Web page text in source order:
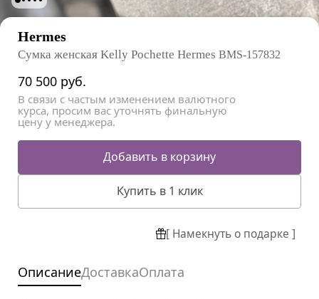
Hermes
Сумка женская Kelly Pochette Hermes BMS-157832
70 500 руб.
В связи с частым изменением валютного
курса, просим вас уточнять финальную
цену у менеджера.
Добавить в корзину
Купить в 1 клик
[ Намекнуть о подарке ]
ОписаниеДоставкаОплата